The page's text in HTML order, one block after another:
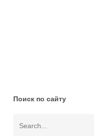
Поиск по сайту